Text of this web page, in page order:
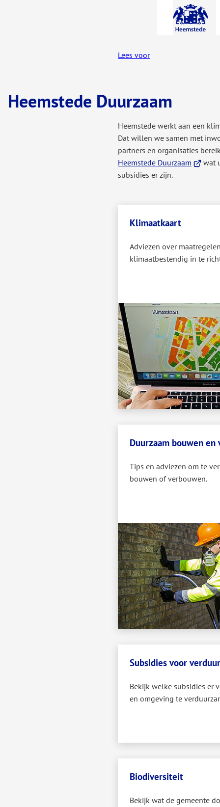
A-Z-
menu
Lees voor
Heemstede Duurzaam
Heemstede werkt aan een
Dat willen we samen met
partners en organisaties
Heemstede Duurzaam (Verwijst
wat
subsidies er zijn.
Klimaatkaart
Adviezen over
klimaatbestendig in te
Duurzaam bouwen en
Tips en adviezen om te
bouwen of verbouwen.
Subsidies voor
Bekijk welke subsidies er
en omgeving te
Biodiversiteit
Bekijk wat de gemeente